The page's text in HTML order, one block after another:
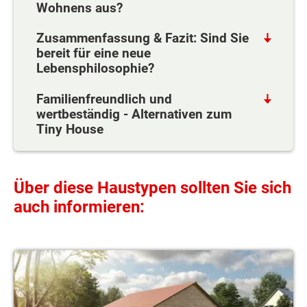
Wohnens aus?
Zusammenfassung & Fazit: Sind Sie
bereit für eine neue
Lebensphilosophie?
Familienfreundlich und
wertbeständig - Alternativen zum
Tiny House
Über diese Haustypen sollten Sie sich
auch informieren:
Singlehaus